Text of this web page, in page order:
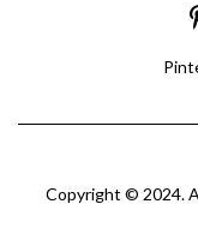
Copyright © 2024.